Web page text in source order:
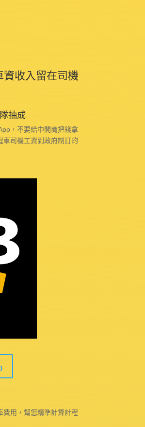
資收入留在司機
抽成
，不要給中間商把錢拿
車司機工資到政府制訂的
費用，幫您精準計算計程